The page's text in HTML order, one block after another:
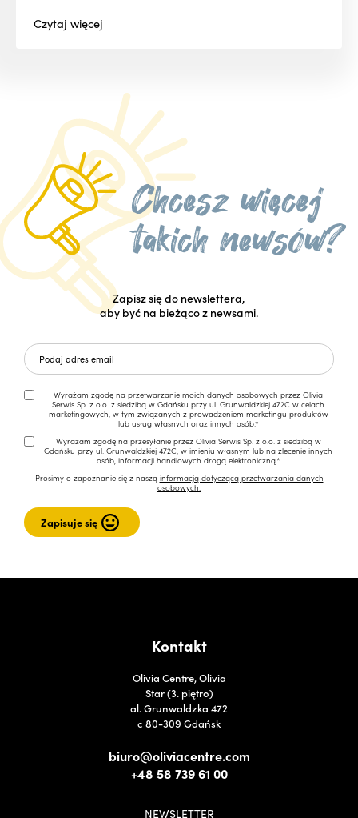
Czytajwięcej
Zapisz się do newslettera,
aby być na bieżąco z newsami.
Wyrażam zgodę na przetwarzanie moich danych osobowych przez Olivia
Serwis Sp. z o.o. z siedzibą w Gdańsku przy ul. Grunwaldzkiej 472C w celach
marketingowych, w tym związanych z prowadzeniem marketingu produktów
lub usług własnych oraz innych osób.*
Wyrażam zgodę na przesyłanie przez Olivia Serwis Sp. z o.o. z siedzibą w
Gdańsku przy ul. Grunwaldzkiej 472C, w imieniu własnym lub na zlecenie innych
osób, informacji handlowych drogą elektroniczną.*
Prosimy o zapoznanie się z naszą informacją dotyczącą przetwarzania danych
osobowych.
Kontakt
Olivia Centre, Olivia
Star (3. piętro)
al. Grunwaldzka 472
c 80-309 Gdańsk
biuro@oliviacentre.com
+48 58 739 61 00
NEWSLETTER